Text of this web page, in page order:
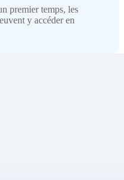
premier temps, les
y accéder en